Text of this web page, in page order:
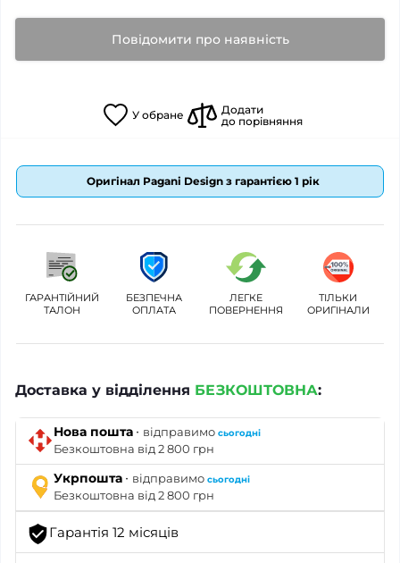
Повідомити про наявність
У обране
Додати
до порівняння
Оригінал Pagani Design з гарантією 1 рік
ГАРАНТІЙНИЙ
ТАЛОН
БЕЗПЕЧНА
ОПЛАТА
ЛЕГКЕ
ПОВЕРНЕННЯ
ТІЛЬКИ
ОРИГІНАЛИ
Доставка у відділення БЕЗКОШТОВНА:
Нова пошта · відправимо сьогодні
Безкоштовна від 2 800 грн
Укрпошта · відправимо сьогодні
Безкоштовна від 2 800 грн
Гарантія 12 місяців